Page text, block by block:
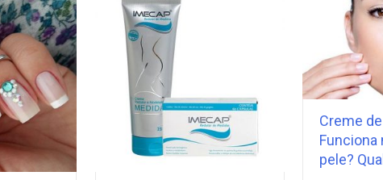
Creme
Funciona
pele?